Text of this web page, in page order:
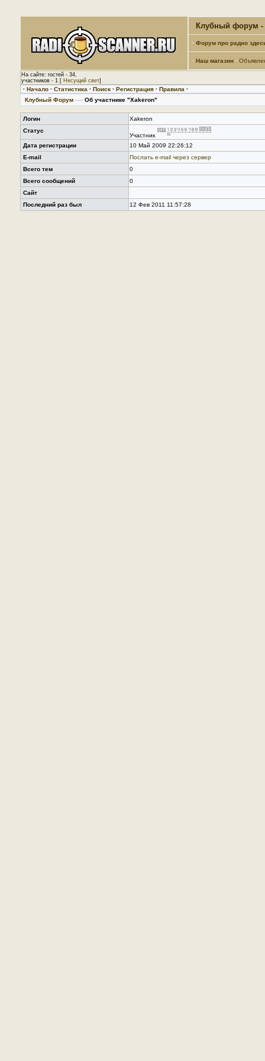
Клубный форум -
· Форум про радио
· Наш магазин ·
На сайте: гостей - 34,
участников - 1 [ Несущий свет]
· Начало · Статистика · Поиск · Регистрация · Правила ·
Клубный Форум —› Об участнике "Xakeron"
Логин
Xakeron
Статус
Участник
Дата регистрации
10 Май 2009 22:26:12
E-mail
Послать е-mail через сервер
Всего тем
0
Всего сообщений
0
Сайт
Последний раз был
12 Фев 2011 11:57:28